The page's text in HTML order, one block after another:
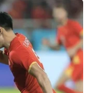
quy-che-